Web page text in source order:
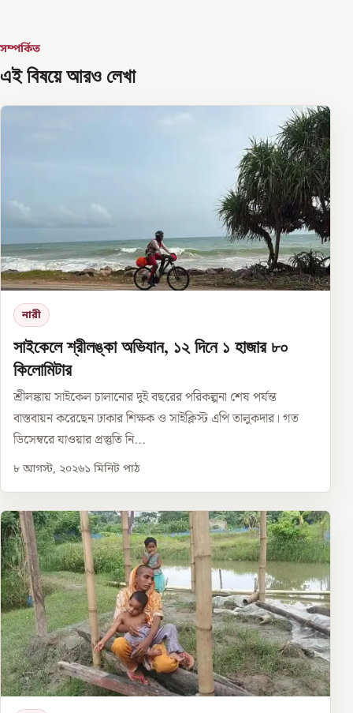
সম্পর্কিত
এই বিষয়ে আরও লেখা
নারী
সাইকেলে শ্রীলঙ্কা অভিযান, ১২ দিনে ১ হাজার ৮০
কিলোমিটার
শ্রীলঙ্কায় সাইকেল চালানোর দুই বছরের পরিকল্পনা শেষ পর্যন্ত
বাস্তবায়ন করেছেন ঢাকার শিক্ষক ও সাইক্লিস্ট এপি তালুকদার। গত
ডিসেম্বরে যাওয়ার প্রস্তুতি নি...
৮ আগস্ট, ২০২৬১ মিনিট পাঠ